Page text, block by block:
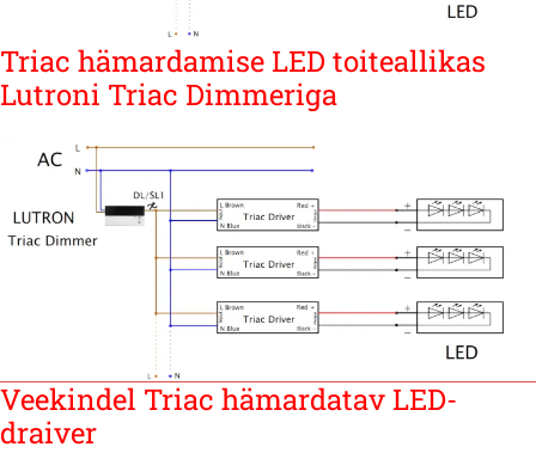
Triac hämardamise LED toiteallikas
Lutroni Triac Dimmeriga
Veekindel Triac hämardatav LED-
draiver